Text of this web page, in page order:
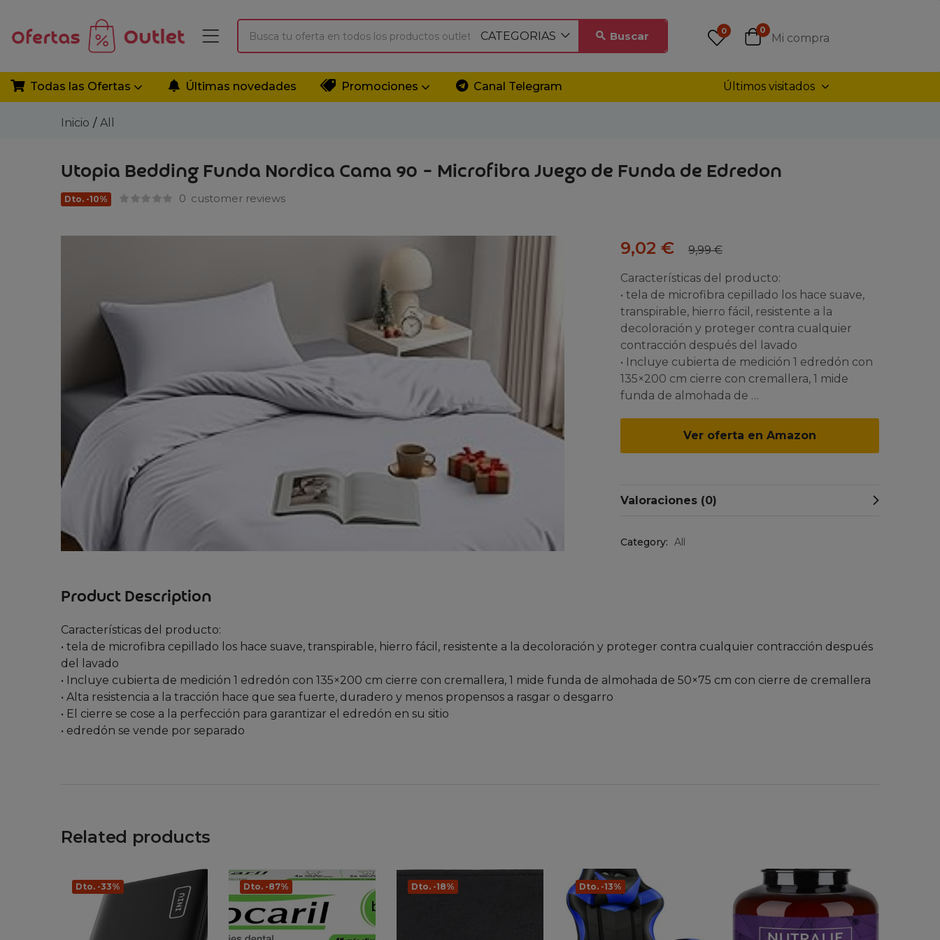
CATEGORIAS Buscar 0 0
Mi compra
Todas las Ofertas Últimas novedades Promociones Canal Telegram Últimos visitados
Inicio All
Utopia Bedding Funda Nordica Cama 90 – Microfibra Juego de Funda de Edredon
Dto. -10% 0 customer reviews
9,02 € 9,99€
Características del producto:
• tela de microfibra cepillado los hace suave,
transpirable, hierro fácil, resistente a la
decoloración y proteger contra cualquier
contracción después del lavado
• Incluye cubierta de medición 1 edredón con
135×200 cm cierre con cremallera, 1 mide
funda de almohada de …
Ver oferta en Amazon
Valoraciones (0)
Category: All
Product Description
Características del producto:
• tela de microfibra cepillado los hace suave, transpirable, hierro fácil, resistente a la decoloración y proteger contra cualquier contracción después
del lavado
• Incluye cubierta de medición 1 edredón con 135×200 cm cierre con cremallera, 1 mide funda de almohada de 50×75 cm con cierre de cremallera
• Alta resistencia a la tracción hace que sea fuerte, duradero y menos propensos a rasgar o desgarro
• El cierre se cose a la perfección para garantizar el edredón en su sitio
• edredón se vende por separado
Related products
Dto. -33% Dto. -87% Dto. -18% Dto. -13%